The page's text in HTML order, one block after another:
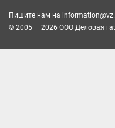
Пишите нам на
© 2005 — 2026 ООО Деловая